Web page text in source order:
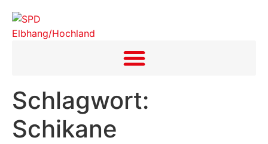
springen
Schlagwort:
Schikane